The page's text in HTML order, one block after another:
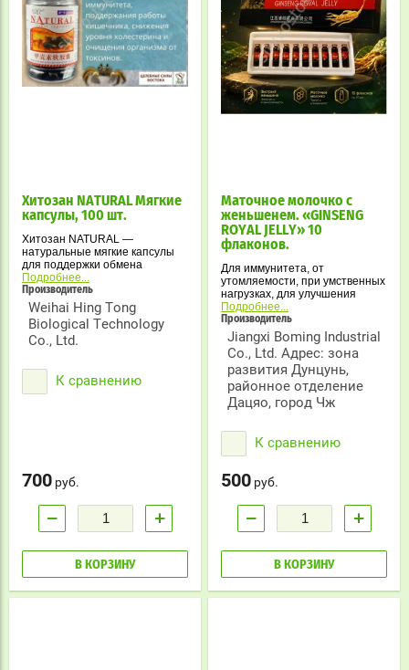
Хитозан NATURAL Мягкие
капсулы, 100 шт.
Хитозан NATURAL —
натуральные мягкие капсулы
для поддержки обмена
веществ, снижения
холестерина и детоксикации
организма.
Подробнее...
Производитель
Weihai Hing Tong
Biological Technology
Co., Ltd.
К сравнению
700 руб.
− +
В КОРЗИНУ
Маточное молочко с
женьшенем. «GINSENG
ROYAL JELLY» 10
флаконов.
Для иммунитета, от
утомляемости, при умственных
нагрузках, для улучшения
потенции и женского либидо.
Подробнее...
Производитель
Jiangxi Boming Industrial
Co., Ltd. Адрес: зона
развития Дунцунь,
районное отделение
Дацяо, город Чж
К сравнению
500 руб.
− +
В КОРЗИНУ